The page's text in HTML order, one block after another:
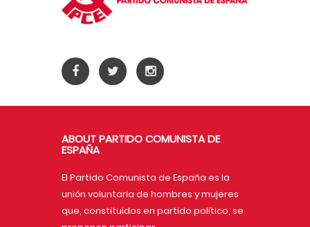
ABOUT PARTIDO COMUNISTA DE
ESPAÑA
El Partido Comunista de España es la
unión voluntaria de hombres y mujeres
que, constituidos en partido político, se